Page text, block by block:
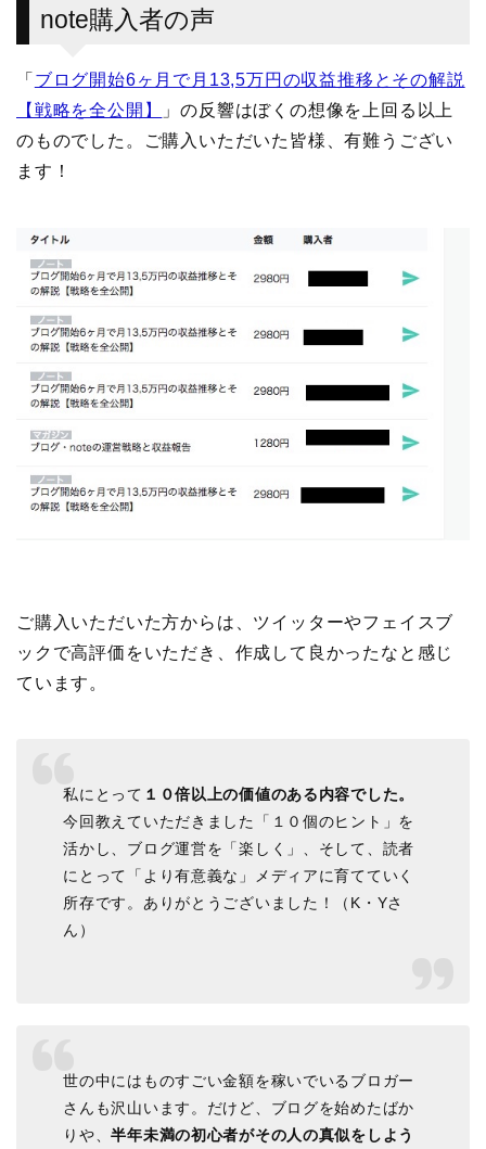
note購入者の声
「 ブログ開始6ヶ月で月13,5万円の収益推移とその解説
【戦略を全公開】
」の反響はぼくの想像を上回る以上
のものでした。ご購入いただいた皆様、有難うござい
ます！
ご購入いただいた方からは、ツイッターやフェイスブ
ックで高評価をいただき、作成して良かったなと感じ
ています。
私にとって １０倍以上の価値のある内容でした。
今回教えていただきました「１０個のヒント」を
活かし、ブログ運営を「楽しく」、そして、読者
にとって「より有意義な」メディアに育てていく
所存です。ありがとうございました！（K・Yさ
ん）
世の中にはものすごい金額を稼いでいるブロガー
さんも沢山います。だけど、ブログを始めたばか
りや、半年未満の初心者がその人の真似をしよう